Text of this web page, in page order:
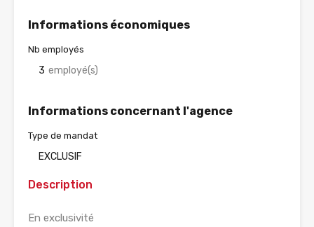
Informations économiques
Nb employés
3 employé(s)
Informations concernant l'agence
Type de mandat
EXCLUSIF
Description
En exclusivité